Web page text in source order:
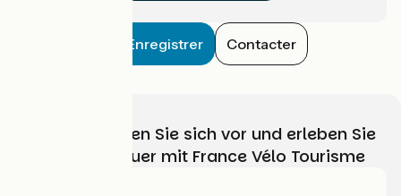
Enregistrer Contacter
Wählen, bereiten Sie sich vor und erleben Sie
Ihr Radabenteuer mit France Vélo Tourisme